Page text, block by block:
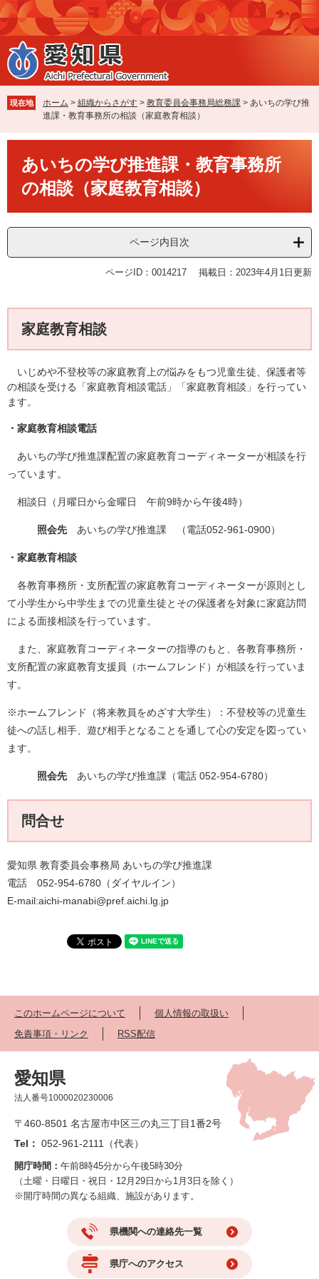
ペ
ー
ジ
の
先
で
す
メ
ニ
ュ
ー
を
ば
し
本
現在地 ホーム > 組織からさがす > 教育委員会事務局総務課 > あいちの学び推
進課・教育事務所の相談（家庭教育相談）
あいちの学び推進課・教育事務所
の相談（家庭教育相談）
ページ内目次
ページID：0014217 掲載日：2023年4月1日更新
家庭教育相談
いじめや不登校等の家庭教育上の悩みをもつ児童生徒、保護者等
の相談を受ける「家庭教育相談電話」「家庭教育相談」を行ってい
ます。
・家庭教育相談電話
あいちの学び推進課配置の家庭教育コーディネーターが相談を行
っています。
相談日（月曜日から金曜日 午前9時から午後4時）
照会先あいちの学び推進課 （電話052-961-0900）
・家庭教育相談
各教育事務所・支所配置の家庭教育コーディネーターが原則とし
て小学生から中学生までの児童生徒とその保護者を対象に家庭訪問
による面接相談を行っています。
また、家庭教育コーディネーターの指導のもと、各教育事務所・
支所配置の家庭教育支援員（ホームフレンド）が相談を行っていま
す。
※ホームフレンド（将来教員をめざす大学生）：不登校等の児童生
徒への話し相手、遊び相手となることを通して心の安定を図ってい
ます。
照会先 あいちの学び推進​課（電話 052-954-6780）
問合せ
愛知県 教育委員会事務局 あいちの学び推進課
電話 052-954-6780（ダイヤルイン）
E-mail:aichi-manabi@pref.aichi.lg.jp
このホームページについて
個人情報の取扱い
免責事項・リンク
RSS配信
愛知県
法人番号1000020230006
〒460-8501 名古屋市中区三の丸三丁目1番2号
Tel： 052-961-2111（代表）
開庁時間： 午前8時45分から午後5時30分
（土曜・日曜日・祝日・12月29日から1月3日を除く）
※開庁時間の異なる組織、施設があります。
県機関への連絡先一覧
県庁へのアクセス